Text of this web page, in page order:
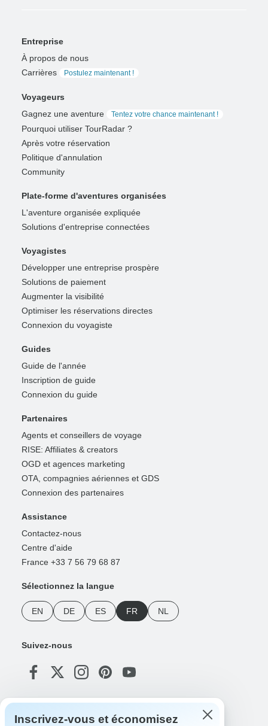
Entreprise
À propos de nous
Carrières
Postulez maintenant !
Voyageurs
Gagnez une aventure
Tentez votre chance maintenant !
Pourquoi utiliser TourRadar ?
Après votre réservation
Politique d'annulation
Community
Plate-forme d'aventures organisées
L'aventure organisée expliquée
Solutions d'entreprise connectées
Voyagistes
Développer une entreprise prospère
Solutions de paiement
Augmenter la visibilité
Optimiser les réservations directes
Connexion du voyagiste
Guides
Guide de l'année
Inscription de guide
Connexion du guide
Partenaires
Agents et conseillers de voyage
RISE: Affiliates & creators
OGD et agences marketing
OTA, compagnies aériennes et GDS
Connexion des partenaires
Assistance
Contactez-nous
Centre d'aide
France +33 7 56 79 68 87
Sélectionnez la langue
EN DE ES FR NL
Suivez-nous
Inscrivez-vous et économisez